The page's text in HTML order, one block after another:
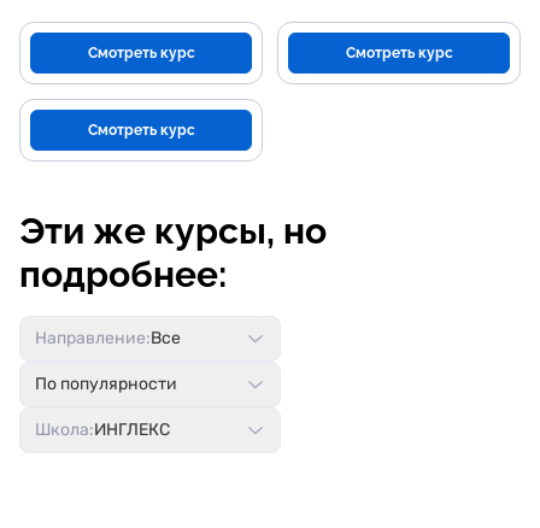
Смотреть курс Смотреть курс
Смотреть курс
Эти же курсы, но
подробнее:
Направление:Все
По популярности
Школа:ИНГЛЕКС